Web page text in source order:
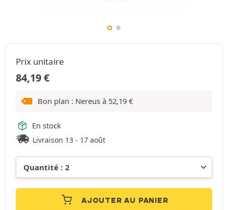
Prix unitaire
84,19€
Bon plan : Nereus à 52,19 €
En stock
Livraison 13 - 17 août
AJOUTER AU PANIER